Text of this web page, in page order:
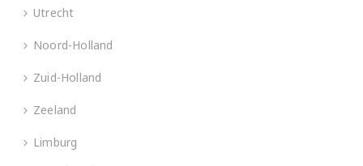
Utrecht
Noord-Holland
Zuid-Holland
Zeeland
Limburg